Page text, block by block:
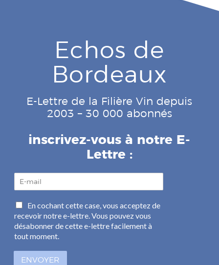
Echos de
Bordeaux
E-Lettre de la Filière Vin depuis
2003 – 30 000 abonnés
inscrivez-vous à notre E-
Lettre :
a
i
l
*
C
a
s
e
à
En cochant cette case, vous acceptez de
recevoir notre e-lettre. Vous pouvez vous
désabonner de cette e-lettre facilement à
tout moment.
ENVOYER